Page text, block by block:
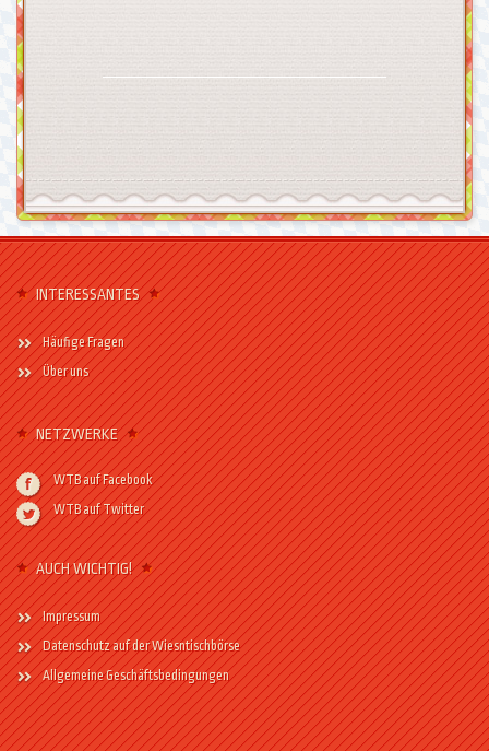
INTERESSANTES
Häufige Fragen
Über uns
NETZWERKE
WTB auf Facebook
WTB auf Twitter
AUCH WICHTIG!
Impressum
Datenschutz auf der Wiesntischbörse
Allgemeine Geschäftsbedingungen